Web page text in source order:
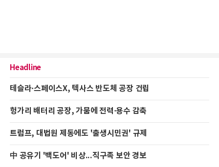
Headline
테슬라·스페이스X, 텍사스 반도체 공장 건립
헝가리 배터리 공장, 가뭄에 전력·용수 감축
트럼프, 대법원 제동에도 '출생시민권' 규제
中 공유기 '백도어' 비상...직구족 보안 경보